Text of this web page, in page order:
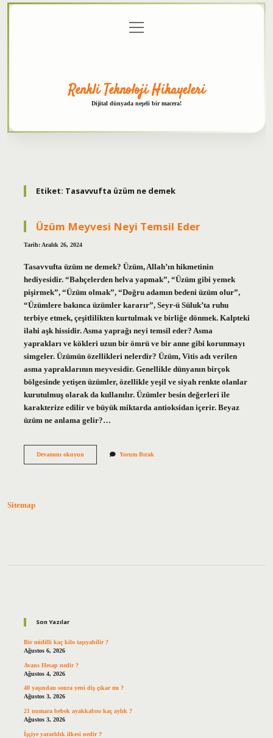
menüyü
aç
Renkli Teknoloji Hikayeleri
Dijital dünyada neşeli bir macera!
Etiket: Tasavvufta üzüm ne demek
Üzüm Meyvesi Neyi Temsil Eder
Tarih: Aralık 26, 2024
Tasavvufta üzüm ne demek? Üzüm, Allah’ın hikmetinin
hediyesidir. “Bahçelerden helva yapmak”, “Üzüm gibi yemek
pişirmek”, “Üzüm olmak”, “Doğru adamın bedeni üzüm olur”,
“Üzümlere bakınca üzümler kararır”, Seyr-ü Süluk’ta ruhu
terbiye etmek, çeşitlilikten kurtulmak ve birliğe dönmek. Kalpteki
ilahi aşk hissidir. Asma yaprağı neyi temsil eder? Asma
yaprakları ve kökleri uzun bir ömrü ve bir anne gibi korunmayı
simgeler. Üzümün özellikleri nelerdir? Üzüm, Vitis adı verilen
asma yapraklarının meyvesidir. Genellikle dünyanın birçok
bölgesinde yetişen üzümler, özellikle yeşil ve siyah renkte olanlar
kurutulmuş olarak da kullanılır. Üzümler besin değerleri ile
karakterize edilir ve büyük miktarda antioksidan içerir. Beyaz
üzüm ne anlama gelir?…
Devamını okuyunÜzüm
Yorum Bırak
Sitemap
Son Yazılar
Bir midilli kaç kilo taşıyabilir ?
Ağustos 6, 2026
Avans Hesap nedir ?
Ağustos 4, 2026
40 yaşından sonra yeni diş çıkar mı ?
Ağustos 3, 2026
21 numara bebek ayakkabısı kaç aylık ?
Ağustos 3, 2026
İşçiye yararlılık ilkesi nedir ?